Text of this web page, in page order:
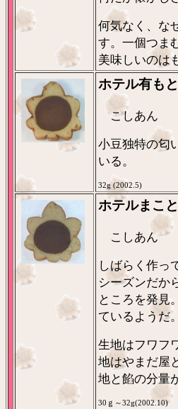
何気なく、な
す。一個つま
美味しいのは
ホテル有もと
こしあん
小豆独特の匂
いる。
32g (2002.5)
ホテルまこと
こしあん
しばらく作っ
シーズンだか
ところを発見
ているようだ。
生地はフワフ
地はやまだ屋
地と餡の分量
30ｇ～32g(2002.10)